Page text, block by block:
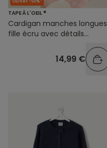
Outlet -50%*
TAPE À L'OEIL ®
Cardigan manches longues
fille écru avec détails
14,99 €